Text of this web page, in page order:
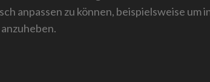
anpassen zu können, beispielsweise um